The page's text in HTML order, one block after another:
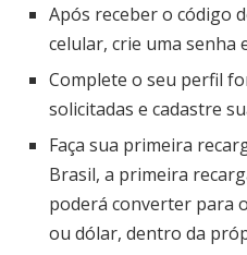
Após receber o código
celular, crie uma senha
Complete o seu perfil
solicitadas e cadastre
Faça sua primeira
Brasil, a primeira
poderá converter para
ou dólar, dentro da